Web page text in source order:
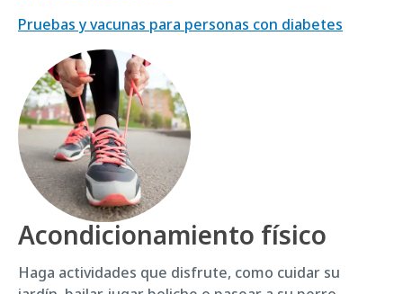
Pruebas y vacunas para personas con diabetes
Acondicionamiento físico
Haga actividades que disfrute, como cuidar su